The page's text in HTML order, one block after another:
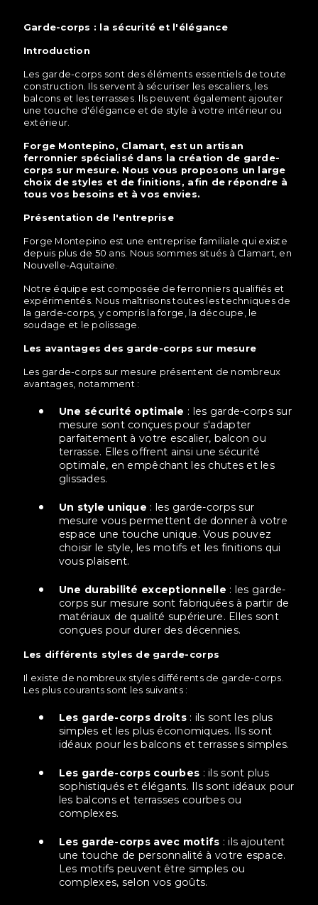
garde-corps : la sécurité et l'élégance
Introduction
Les garde-corps sont des éléments essentiels de toute
construction. Ils servent à sécuriser les escaliers, les
balcons et les terrasses. Ils peuvent également ajouter
une touche d'élégance et de style à votre intérieur ou
extérieur.
Forge Montepino, Clamart, est un artisan
ferronnier spécialisé dans la création de garde-
corps sur mesure. Nous vous proposons un large
choix de styles et de finitions, afin de répondre à
tous vos besoins et à vos envies.
Présentation de l'entreprise
Forge Montepino est une entreprise familiale qui existe
depuis plus de 50 ans. Nous sommes situés à Clamart, en
Nouvelle-Aquitaine.
Notre équipe est composée de ferronniers qualifiés et
expérimentés. Nous maîtrisons toutes les techniques de
la garde-corps, y compris la forge, la découpe, le
soudage et le polissage.
Les avantages des garde-corps sur mesure
Les garde-corps sur mesure présentent de nombreux
avantages, notamment :
Une sécurité optimale : les garde-corps sur
mesure sont conçues pour s'adapter
parfaitement à votre escalier, balcon ou
terrasse. Elles offrent ainsi une sécurité
optimale, en empêchant les chutes et les
glissades.
Un style unique : les garde-corps sur
mesure vous permettent de donner à votre
espace une touche unique. Vous pouvez
choisir le style, les motifs et les finitions qui
vous plaisent.
Une durabilité exceptionnelle : les garde-
corps sur mesure sont fabriquées à partir de
matériaux de qualité supérieure. Elles sont
conçues pour durer des décennies.
Les différents styles de garde-corps
Il existe de nombreux styles différents de garde-corps.
Les plus courants sont les suivants :
Les garde-corps droits : ils sont les plus
simples et les plus économiques. Ils sont
idéaux pour les balcons et terrasses simples.
Les garde-corps courbes : ils sont plus
sophistiqués et élégants. Ils sont idéaux pour
les balcons et terrasses courbes ou
complexes.
Les garde-corps avec motifs : ils ajoutent
une touche de personnalité à votre espace.
Les motifs peuvent être simples ou
complexes, selon vos goûts.